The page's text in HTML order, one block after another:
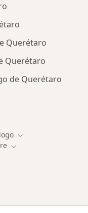
Querétaro
Querétaro
de Querétaro
Cambiar de ciudad
ciudad
Cambiar de ciudad